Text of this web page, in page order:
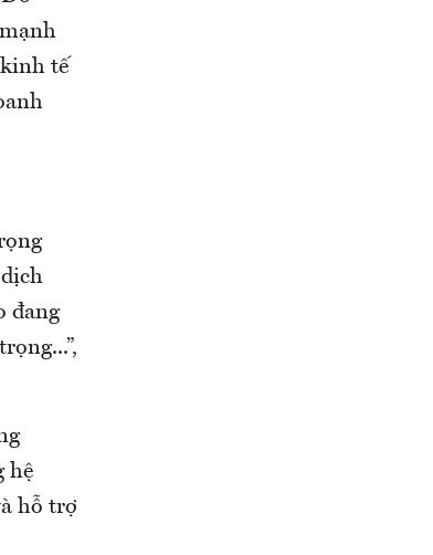
tế
đang
hệ
hỗ trợ